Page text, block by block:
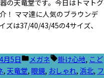
の天竜堂です。今日はトマトグ
！ ママ達に人気のブラウンデ
は37/40/43/45の4サイズ、
月5日
カ
テ
メガネ
タ
グ:
掛け心地, こど
, 天竜堂, 眼鏡, おしゃれ, 浜北, フ